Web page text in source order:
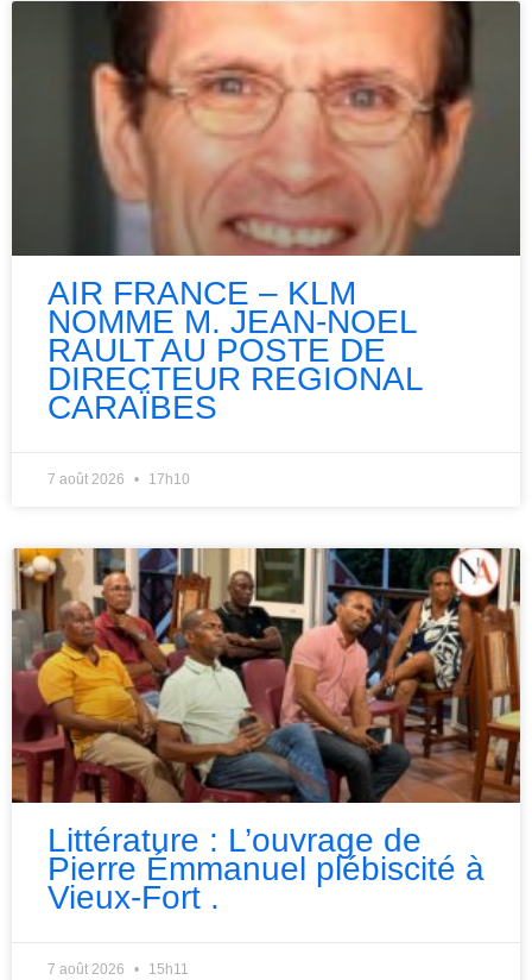
AIR FRANCE – KLM
NOMME M. JEAN-NOEL
RAULT AU POSTE DE
DIRECTEUR REGIONAL
CARAÏBES
7 août 2026 17h10
Littérature : L’ouvrage de
Pierre Émmanuel plébiscité à
Vieux-Fort .
7 août 2026 15h11